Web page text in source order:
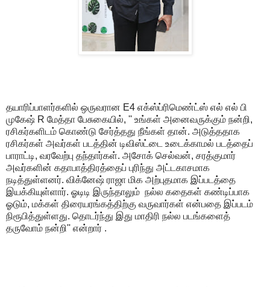
தயாரிப்பாளர்களில் ஒருவரான E4 எக்ஸ்ப்ரிமெண்ட்ஸ் எல் எல் பி
முகேஷ் R மேத்தா பேசுகையில், '' உங்கள் அனைவருக்கும் நன்றி,
ரசிகர்களிடம் கொண்டு சேர்த்தது நீங்கள் தான். அடுத்ததாக
ரசிகர்கள் அவர்கள் படத்தின் டிவிஸ்ட்டை உடைக்காமல் படத்தைப்
பாராட்டி, வரவேற்பு தந்தார்கள். அசோக் செல்வன், சரத்குமார்
அவர்களின் கதாபாத்திரத்தைப் புரிந்து அட்டகாசமாக
நடித்துள்ளனர். விக்னேஷ் ராஜா மிக அற்புதமாக இப்படத்தை
இயக்கியுள்ளார். ஓடிடி இருந்தாலும் நல்ல கதைகள் கண்டிப்பாக
ஓடும், மக்கள் திரையரங்கத்திற்கு வருவார்கள் என்பதை இப்படம்
நிரூபித்துள்ளது. தொடர்ந்து இது மாதிரி நல்ல படங்களைத்
தருவோம் நன்றி'' என்றார் .